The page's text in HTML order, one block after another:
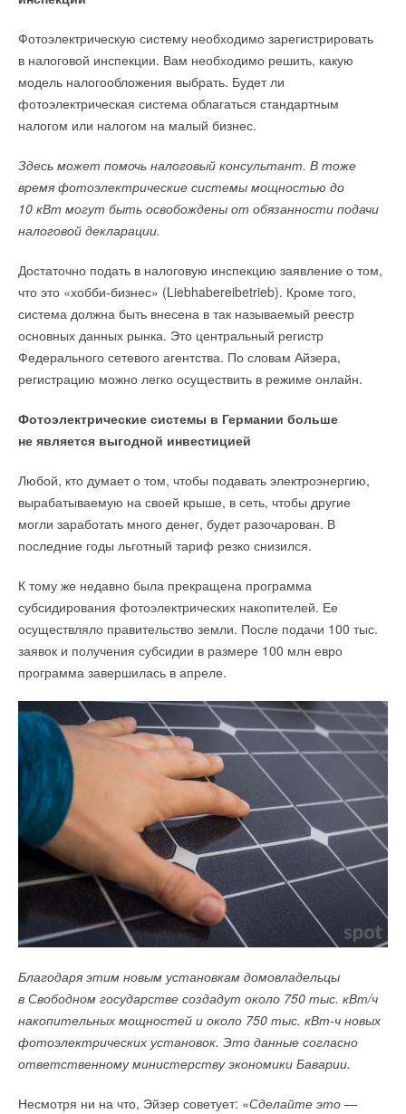
Фотоэлектрическую систему необходимо зарегистрировать
в налоговой инспекции. Вам необходимо решить, какую
модель налогообложения выбрать. Будет ли
фотоэлектрическая система облагаться стандартным
налогом или налогом на малый бизнес.
Здесь может помочь налоговый консультант. В тоже
время фотоэлектрические системы мощностью до
10 кВт могут быть освобождены от обязанности подачи
налоговой декларации.
Достаточно подать в налоговую инспекцию заявление о том,
что это «хобби-бизнес» (Liebhabereibetrieb). Кроме того,
система должна быть внесена в так называемый реестр
основных данных рынка. Это центральный регистр
Федерального сетевого агентства. По словам Айзера,
регистрацию можно легко осуществить в режиме онлайн.
Фотоэлектрические системы в Германии больше
не является выгодной инвестицией
Любой, кто думает о том, чтобы подавать электроэнергию,
вырабатываемую на своей крыше, в сеть, чтобы другие
могли заработать много денег, будет разочарован. В
последние годы льготный тариф резко снизился.
К тому же недавно была прекращена программа
субсидирования фотоэлектрических накопителей. Ее
осуществляло правительство земли. После подачи 100 тыс.
заявок и получения субсидии в размере 100 млн евро
программа завершилась в апреле.
Благодаря этим новым установкам домовладельцы
в Свободном государстве создадут около 750 тыс. кВт/ч
накопительных мощностей и около 750 тыс. кВт‑ч новых
фотоэлектрических установок. Это данные согласно
ответственному министерству экономики Баварии.
Несмотря ни на что, Эйзер советует: «Сделайте это —